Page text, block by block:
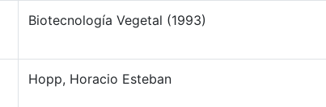
Biotecnología Vegetal (1993)
Hopp, Horacio Esteban